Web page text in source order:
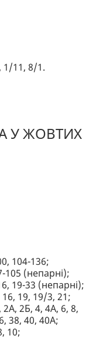
1/11, 8/1.
У ЖОВТИХ
104-136;
105 (непарні);
19-33 (непарні);
19, 19/3, 21;
2Б, 4, 4А, 6, 8,
38, 40, 40А;
10;